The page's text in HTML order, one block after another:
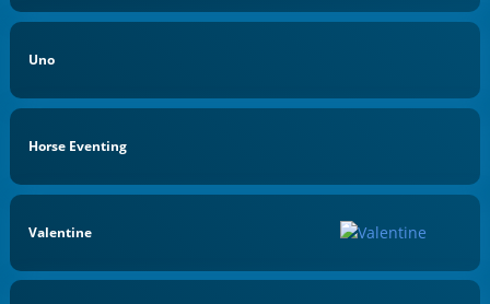
Uno
Horse Eventing
Valentine